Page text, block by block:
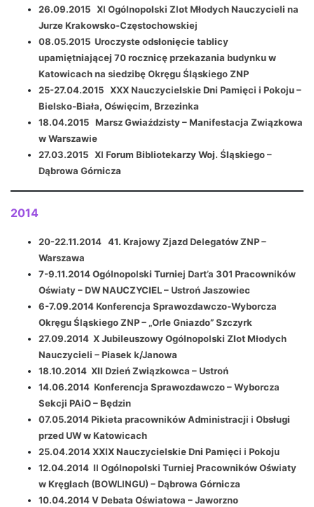
26.09.2015 XI Ogólnopolski Zlot Młodych Nauczycieli na
Jurze Krakowsko-Częstochowskiej
08.05.2015 Uroczyste odsłonięcie tablicy
upamiętniającej 70 rocznicę przekazania budynku w
Katowicach na siedzibę Okręgu Śląskiego ZNP
25-27.04.2015 XXX Nauczycielskie Dni Pamięci i Pokoju –
Bielsko-Biała, Oświęcim, Brzezinka
18.04.2015 Marsz Gwiaździsty – Manifestacja Związkowa
w Warszawie
27.03.2015 XI Forum Bibliotekarzy Woj. Śląskiego –
Dąbrowa Górnicza
2014
20-22.11.2014 41. Krajowy Zjazd Delegatów ZNP –
Warszawa
7-9.11.2014 Ogólnopolski Turniej Dart’a 301 Pracowników
Oświaty – DW NAUCZYCIEL – Ustroń Jaszowiec
6-7.09.2014 Konferencja Sprawozdawczo-Wyborcza
Okręgu Śląskiego ZNP – „Orle Gniazdo” Szczyrk
27.09.2014 X Jubileuszowy Ogólnopolski Zlot Młodych
Nauczycieli – Piasek k/Janowa
18.10.2014 XII Dzień Związkowca – Ustroń
14.06.2014 Konferencja Sprawozdawczo – Wyborcza
Sekcji PAiO – Będzin
07.05.2014 Pikieta pracowników Administracji i Obsługi
przed UW w Katowicach
25.04.2014 XXIX Nauczycielskie Dni Pamięci i Pokoju
12.04.2014 II Ogólnopolski Turniej Pracowników Oświaty
w Kręglach (BOWLINGU) – Dąbrowa Górnicza
10.04.2014 V Debata Oświatowa – Jaworzno